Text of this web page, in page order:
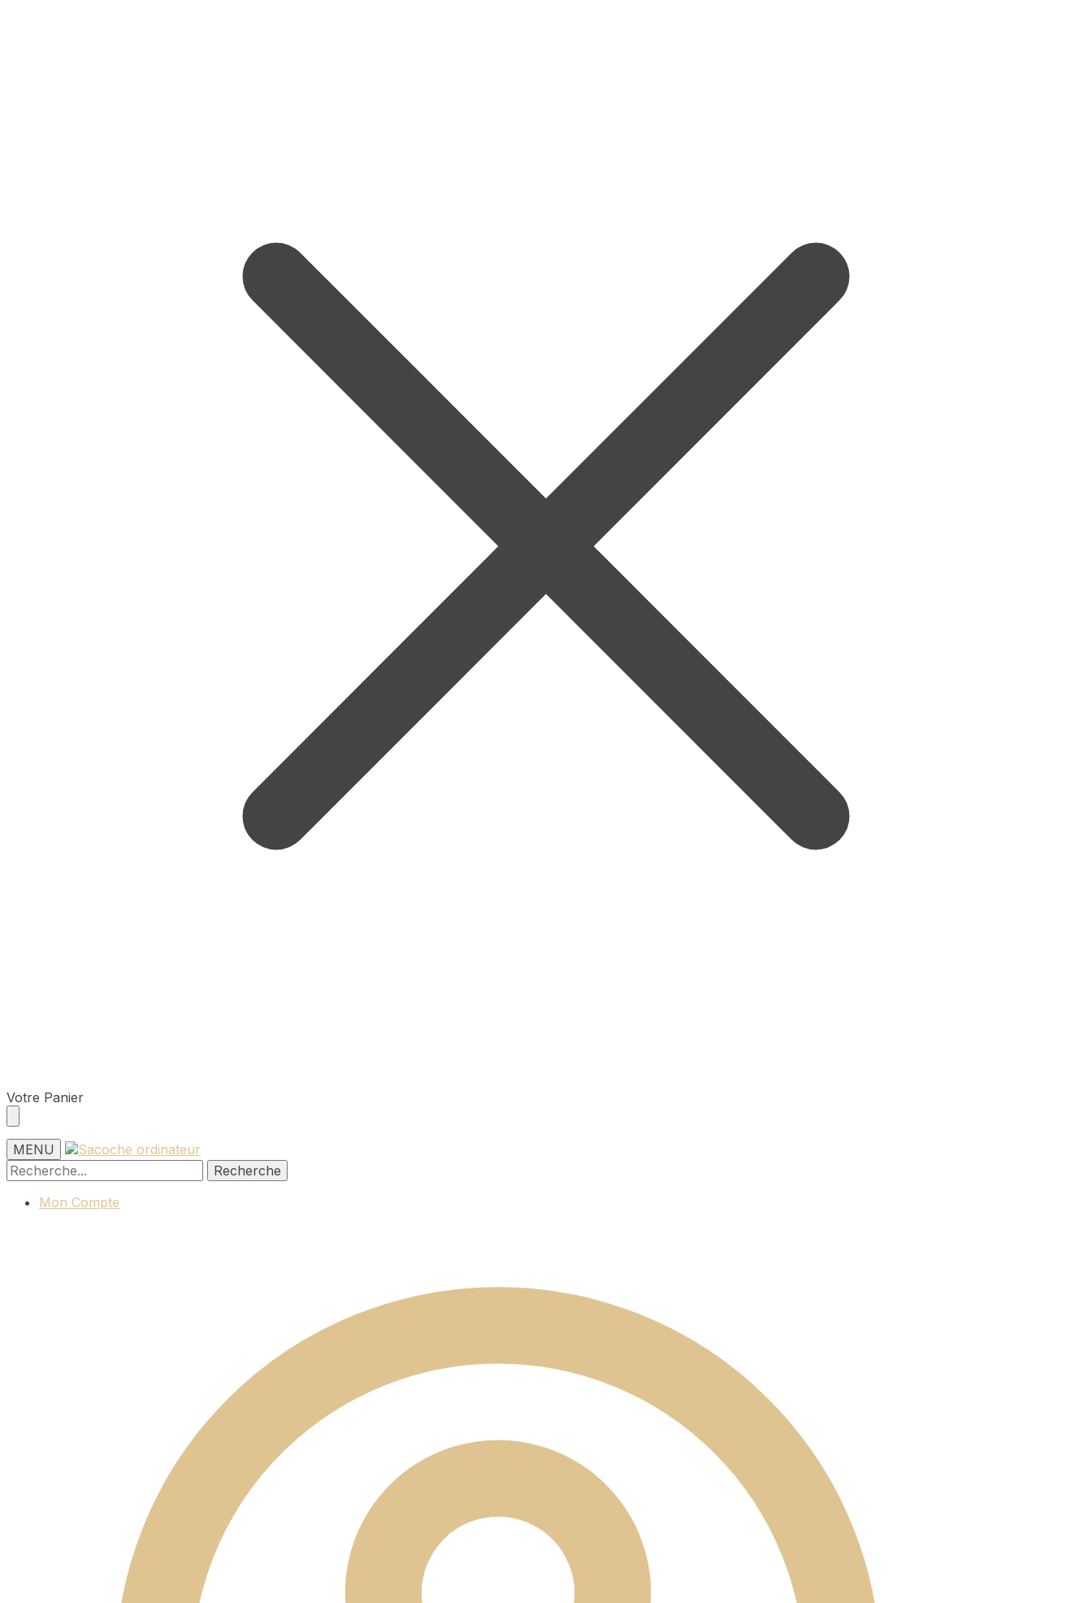
Skip
to
navigation
Skip
to
content
Votre Panier
MENU
Recherche
pour :
Recherche
Mon Compte